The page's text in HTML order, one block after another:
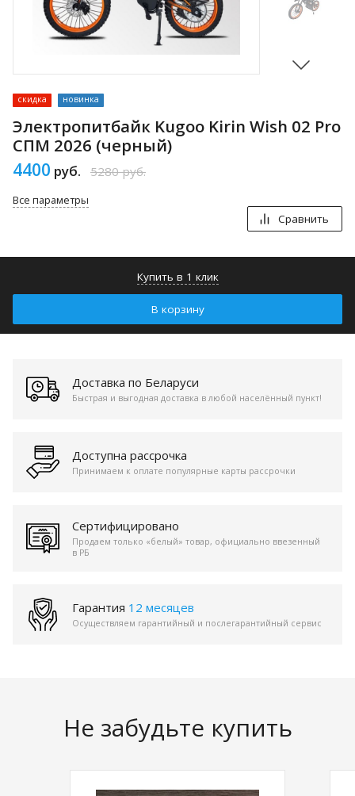
скидка новинка
Электропитбайк Kugoo Kirin Wish 02 Pro
СПМ 2026 (черный)
4400 руб. 5280руб.
Все параметры
Сравнить
Купить в 1 клик
В корзину
Доставка по Беларуси
Быстрая и выгодная доставка в любой населённый пункт!
Доступна рассрочка
Принимаем к оплате популярные карты рассрочки
Сертифицировано
Продаем только «белый» товар, официально ввезенный
в РБ
Гарантия 12 месяцев
Осуществляем гарантийный и послегарантийный сервис
Не забудьте купить